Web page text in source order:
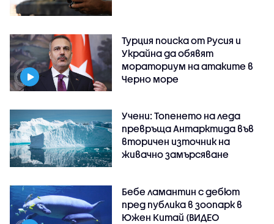
Турция поиска от Русия и
Украйна да обявят
мораториум на атаките в
Черно море
Учени: Топенето на леда
превръща Антарктида във
вторичен източник на
живачно замърсяване
Бебе ламантин с дебют
пред публика в зоопарк в
Южен Китай (ВИДЕО